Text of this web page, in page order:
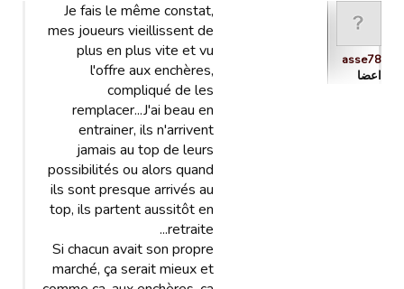
asse78
اعضا
Je fais le même constat,
mes joueurs vieillissent de
plus en plus vite et vu
l'offre aux enchères,
compliqué de les
remplacer...J'ai beau en
entrainer, ils n'arrivent
jamais au top de leurs
possibilités ou alors quand
ils sont presque arrivés au
top, ils partent aussitôt en
retraite...
Si chacun avait son propre
marché, ça serait mieux et